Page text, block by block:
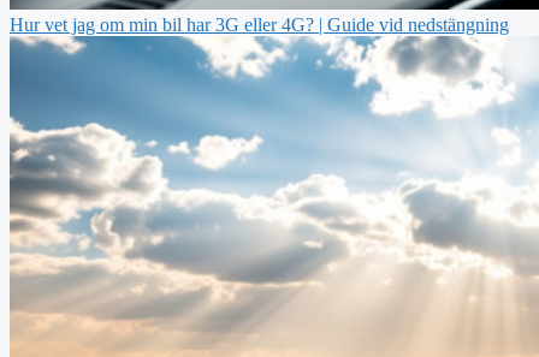
Hur vet jag om min bil har 3G eller 4G? | Guide vid nedstängning